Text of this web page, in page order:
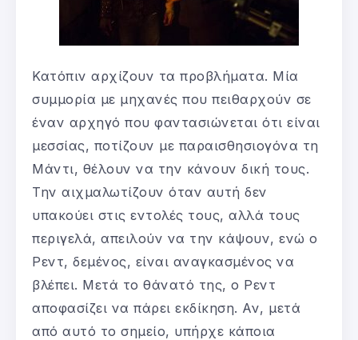
Κατόπιν αρχίζουν τα προβλήματα. Μία
συμμορία με μηχανές που πειθαρχούν σε
έναν αρχηγό που φαντασιώνεται ότι είναι
μεσσίας, ποτίζουν με παραισθησιογόνα τη
Μάντι, θέλουν να την κάνουν δική τους.
Την αιχμαλωτίζουν όταν αυτή δεν
υπακούει στις εντολές τους, αλλά τους
περιγελά, απειλούν να την κάψουν, ενώ ο
Ρεντ, δεμένος, είναι αναγκασμένος να
βλέπει. Μετά το θάνατό της, ο Ρεντ
αποφασίζει να πάρει εκδίκηση. Αν, μετά
από αυτό το σημείο, υπήρχε κάποια